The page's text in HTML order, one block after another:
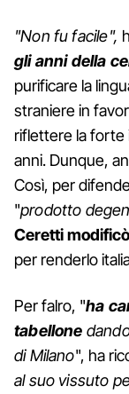
"Non fu facile",
gli anni della
purificare la
straniere in
riflettere la forte
anni. Dunque,
Così, per
"prodotto
Ceretti
per renderlo
Per falro, "ha
tabellone
di Milano", ha
al suo vissuto